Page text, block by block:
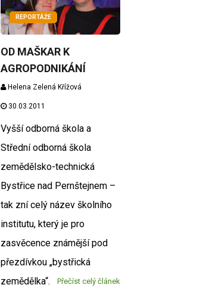
REPORTÁŽE
OD MAŠKAR K
AGROPODNIKÁNÍ
Helena Zelená Křížová
30.03.2011
Vyšší odborná škola a
Střední odborná škola
zemědělsko-technická
Bystřice nad Pernštejnem –
tak zní celý název školního
institutu, který je pro
zasvěcence známější pod
přezdívkou „bystřická
zemědělka“.
Přečíst celý článek